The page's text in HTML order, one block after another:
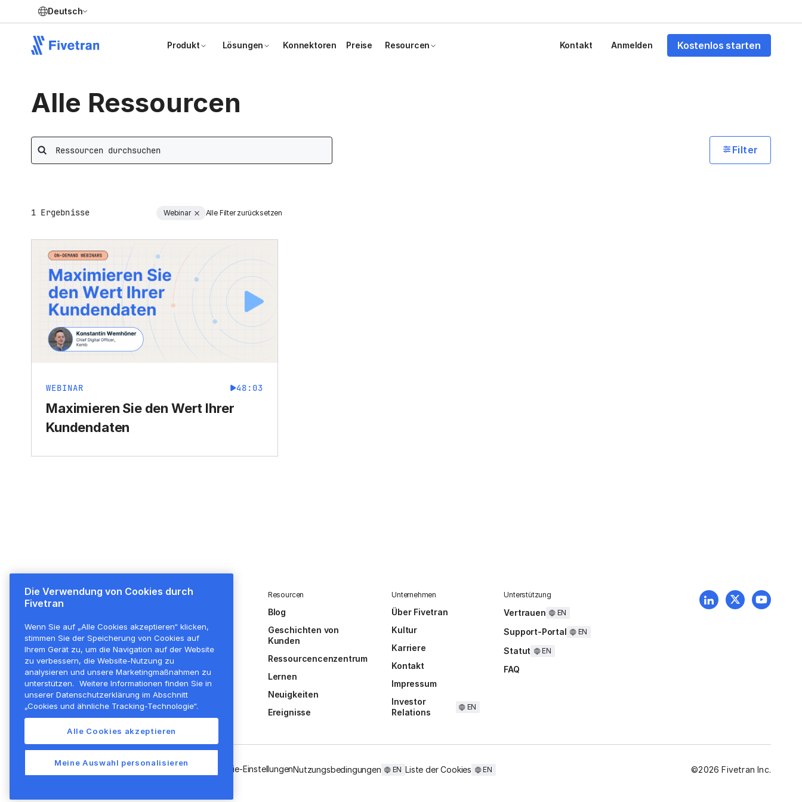
Deutsch
Produkt Lösungen Konnektoren Preise Resourcen Kontakt Anmelden Kostenlos starten
Alle Ressourcen
Search
Filter
1 Ergebnisse Webinar Alle Filter zurücksetzen
WEBINAR 48:03
Maximieren Sie den Wert Ihrer
Kundendaten
Plattformübersicht
Transformationen
Sicherheit
Unternehmensführung
Erweiterbarkeit
Aktivierungen
Bereitstellungsoptionen
Preise
Alle Funktionen
Kostenloser Plan
Resourcen
Blog
Geschichten von
Kunden
Ressourcencenzentrum
Lernen
Neuigkeiten
Ereignisse
Unternehmen
Über Fivetran
Kultur
Karriere
Kontakt
Impressum
Investor
Relations
EN
Unterstützung
Vertrauen EN
Support-Portal EN
Statut EN
FAQ
EN Datenschutzrichtlinie Cookie-EinstellungenNutzungsbedingungen EN Liste der Cookies EN ©2026 Fivetran Inc.
Die Verwendung von Cookies durch
Fivetran
Wenn Sie auf „Alle Cookies akzeptieren“ klicken,
stimmen Sie der Speicherung von Cookies auf
Ihrem Gerät zu, um die Navigation auf der Website
zu verbessern, die Website-Nutzung zu
analysieren und unsere Marketingmaßnahmen zu
unterstützen.
Weitere Informationen finden Sie in
unserer Datenschutzerklärung im Abschnitt
„Cookies und ähnliche Tracking-Technologie“.
Alle Cookies akzeptieren
Meine Auswahl personalisieren